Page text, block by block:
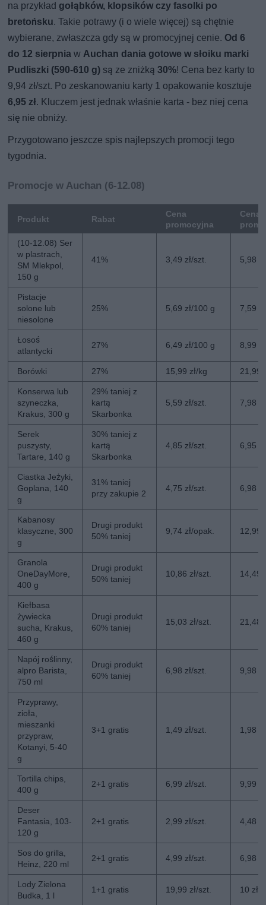
na przykład gołąbków, klopsików czy fasolki po
bretońsku. Takie potrawy (i o wiele więcej) są chętnie
wybierane, zwłaszcza gdy są w promocyjnej cenie. Od 6
do 12 sierpnia wAuchan dania gotowe w słoiku marki
Pudliszki (590-610 g) są ze zniżką30%! Cena bez karty to
9,94 zł/szt. Po zeskanowaniu karty 1 opakowanie kosztuje
6,95 zł. Kluczem jest jednak właśnie karta - bez niej cena
się nie obniży.
Przygotowano jeszcze spis najlepszych promocji tego
tygodnia.
Promocje w Auchan (6-12.08)
Produkt Rabat
Cena
promocyjna
Cena
(10-12.08) Ser
w plastrach,
SM Mlekpol,
150 g
41% 3,49 zł/szt. 5,98
Pistacje
solone lub
niesolone
25% 5,69 zł/100 g 7,59
Łosoś
atlantycki
27% 6,49 zł/100 g 8,99
Borówki 27% 15,99 zł/kg 21,99
Konserwa lub
szyneczka,
Krakus, 300 g
29% taniej z
kartą
Skarbonka
5,59 zł/szt. 7,98
Serek
puszysty,
Tartare, 140 g
30% taniej z
kartą
Skarbonka
4,85 zł/szt. 6,95
Ciastka Jeżyki,
Goplana, 140
g
31% taniej
przy zakupie 2
4,75 zł/szt. 6,98
Kabanosy
klasyczne, 300
g
Drugi produkt
50% taniej
9,74 zł/opak. 12,99
Granola
OneDayMore,
400 g
Drugi produkt
50% taniej
10,86 zł/szt. 14,49
Kiełbasa
żywiecka
sucha, Krakus,
460 g
Drugi produkt
60% taniej
15,03 zł/szt. 21,48
Napój roślinny,
alpro Barista,
750 ml
Drugi produkt
60% taniej
6,98 zł/szt. 9,98
Przyprawy,
zioła,
mieszanki
przypraw,
Kotanyi, 5-40
g
3+1 gratis 1,49 zł/szt. 1,98
Tortilla chips,
400 g
2+1 gratis 6,99 zł/szt. 9,99
Deser
Fantasia, 103-
120 g
2+1 gratis 2,99 zł/szt. 4,48
Sos do grilla,
Heinz, 220 ml
2+1 gratis 4,99 zł/szt. 6,98
Lody Zielona
Budka, 1 l
1+1 gratis 19,99 zł/szt. 10 zł/